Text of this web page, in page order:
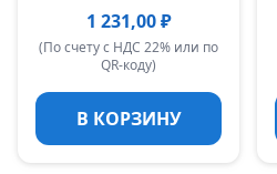
1 231,00 ₽
(По счету с НДС 22% или по
QR-коду)
В КОРЗИНУ